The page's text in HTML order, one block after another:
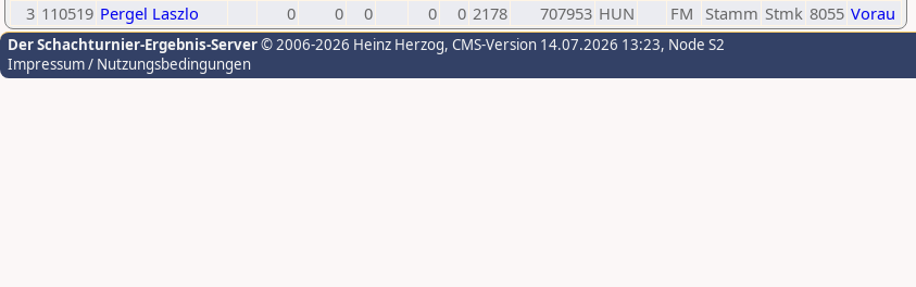
3 110519 Pergel Laszlo 0 0 0 0 0 2178 707953 HUN FM Stamm Stmk 8055 Vorau
Der Schachturnier-Ergebnis-Server© 2006-2026 Heinz Herzog, CMS-Version 14.07.2026 13:23, Node S2
Impressum / Nutzungsbedingungen